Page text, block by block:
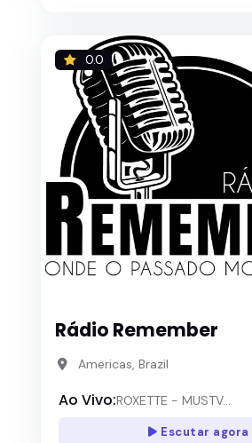
0.0
Rádio Remember
Americas, Brazil
Ao Vivo:ROXETTE - MUSTV...
Escutar agora